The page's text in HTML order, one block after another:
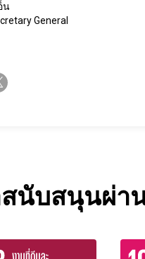
น
General
x
สนับสนุนผ่า